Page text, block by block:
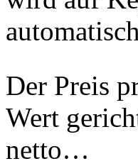
Der Preis
Wert
netto…